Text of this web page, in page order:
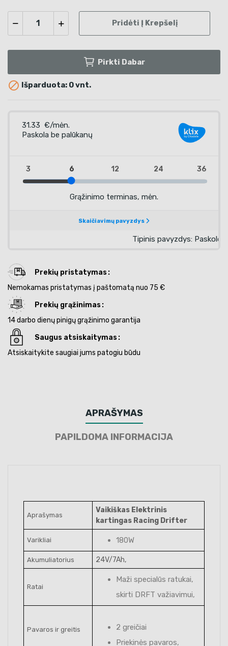
Pridėti Į Krepšelį
Pirkti Dabar
 Išparduota: 0 vnt.
Prekių pristatymas
Nemokamas pristatymas į paštomatą nuo 75 €
Prekių grąžinimas
14 darbo dienų pinigų grąžinimo garantija
Saugus atsiskaitymas
Atsiskaitykite saugiai jums patogiu būdu
APRAŠYMAS
PAPILDOMA INFORMACIJA
Aprašymas
Vaikiškas Elektrinis
kartingas Racing Drifter
Varikliai 180W
Akumuliatorius 24V/7Ah,
Ratai
Maži specialūs ratukai,
skirti DRFT važiavimui,
Pavaros ir greitis
2 greičiai
Priekinės pavaros,